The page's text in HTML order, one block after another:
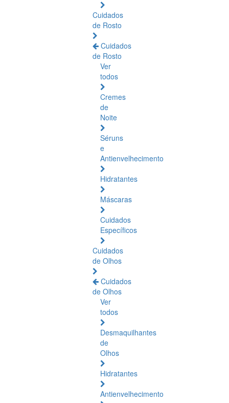
Cuidados
de Rosto
Cuidados
de Rosto
Ver
todos
Cremes
de
Noite
Séruns
e
Antienvelhecimento
Hidratantes
Máscaras
Cuidados
Específicos
Cuidados
de Olhos
Cuidados
de Olhos
Ver
todos
Desmaquilhantes
de
Olhos
Hidratantes
Antienvelhecimento